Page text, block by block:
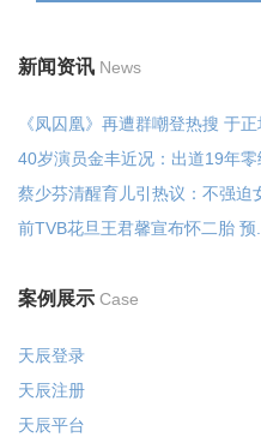
新闻资讯 News
《凤囚凰》再遭群嘲登热搜 于
40岁演员金丰近况：出道19年零
蔡少芬清醒育儿引热议：不强迫
前TVB花旦王君馨宣布怀二胎 预
案例展示 Case
天辰登录
天辰注册
天辰平台